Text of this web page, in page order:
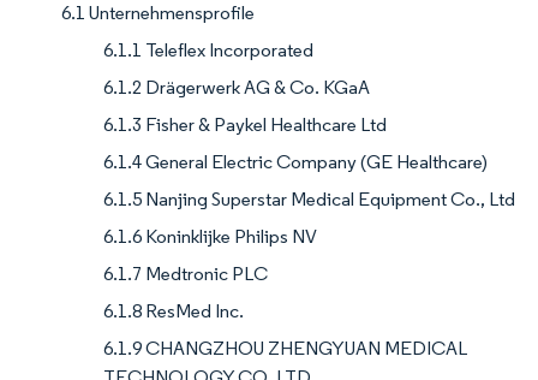
6.1 Unternehmensprofile
6.1.1 Teleflex Incorporated
6.1.2 Drägerwerk AG & Co. KGaA
6.1.3 Fisher & Paykel Healthcare Ltd
6.1.4 General Electric Company (GE Healthcare)
6.1.5 Nanjing Superstar Medical Equipment Co., Ltd
6.1.6 Koninklijke Philips NV
6.1.7 Medtronic PLC
6.1.8 ResMed Inc.
6.1.9 CHANGZHOU ZHENGYUAN MEDICAL